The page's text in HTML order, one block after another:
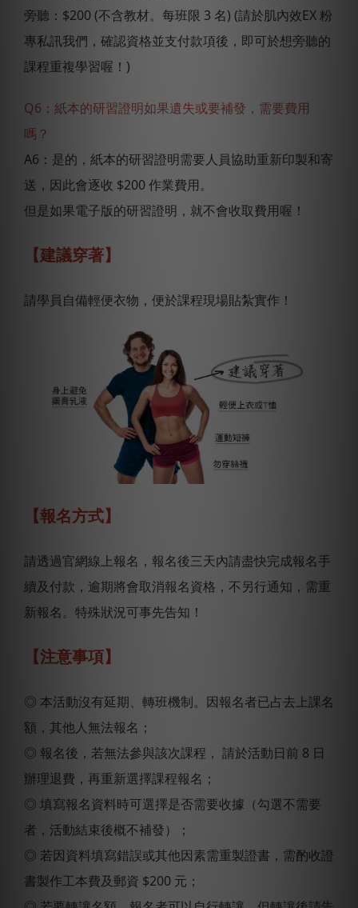
旁聽：$200 (不含教材。每班限 3 名) (請於肌內效EX 粉
專私訊我們，確認資格並支付款項後，即可於想旁聽的
課程重複學習喔！)
Q6：紙本的研習證明如果遺失或要補發，需要費用
嗎？
A6：是的，紙本的研習證明需要人員協助重新印製和寄
送，因此會逐收 $200 作業費用。
但是如果電子版的研習證明，就不會收取費用喔！
【建議穿著】
請學員自備輕便衣物，便於課程現場貼紮實作！
【報名方式】
請透過官網線上報名，報名後三天內請盡快完成報名手
續及付款，逾期將會取消報名資格，不另行通知，需重
新報名。特殊狀況可事先告知！
【注意事項】
◎ 本活動沒有延期、轉班機制。因報名者已占去上課名
額，其他人無法報名；
◎ 報名後，若無法參與該次課程， 請於活動日前 8 日
辦理退費，再重新選擇課程報名；
◎ 填寫報名資料時可選擇是否需要收據（勾選不需要
者，活動結束後概不補發）；
◎ 若因資料填寫錯誤或其他因素需重製證書，需酌收證
書製作工本費及郵資 $200 元；